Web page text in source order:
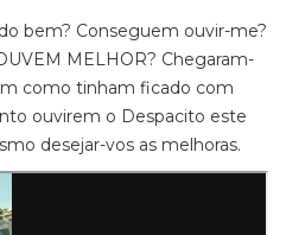
bem? Conseguem ouvir-me?
MELHOR? Chegaram-
como tinham ficado com
ouvirem o Despacito este
desejar-vos as melhoras.